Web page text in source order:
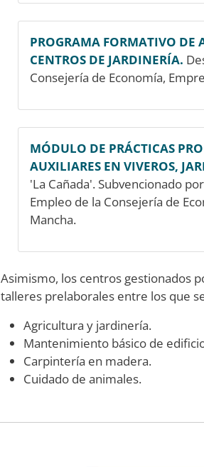
PROGRAMA FORMATIVO DE
CENTROS DE JARDINERÍA.
Consejería de Economía,
MÓDULO DE PRÁCTICAS
AUXILIARES EN VIVEROS,
'La Cañada'. Subvencionado
Empleo de la Consejería de
Mancha.
Asimismo, los centros gestionados
talleres prelaborales entre los que
Agricultura y jardinería.
Mantenimiento básico de
Carpintería en madera.
Cuidado de animales.